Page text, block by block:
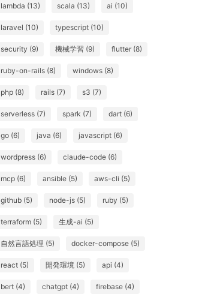
lambda (13) scala (13) ai (10)
laravel (10) typescript (10)
security (9) 機械学習 (9) flutter (8)
ruby-on-rails (8) windows (8)
php (8) rails (7) s3 (7)
serverless (7) spark (7) dart (6)
go (6) java (6) javascript (6)
wordpress (6) claude-code (6)
mcp (6) ansible (5) aws-cli (5)
github (5) node-js (5) ruby (5)
terraform (5) 生成-ai (5)
自然言語処理 (5) docker-compose (5)
react (5) 開発環境 (5) api (4)
bert (4) chatgpt (4) firebase (4)